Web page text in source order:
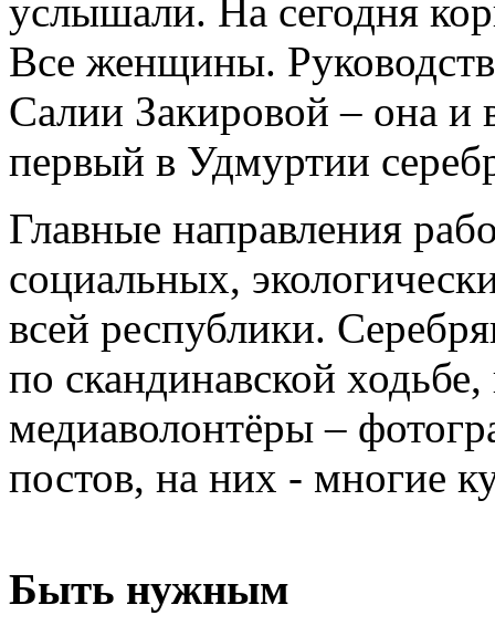
услышали. На сегодня
Все женщины.
Салии Закировой – она и
первый в Удмуртии
Главные направления
социальных,
всей республики.
по скандинавской
медиаволонтёры –
постов, на них - многие
Быть нужным